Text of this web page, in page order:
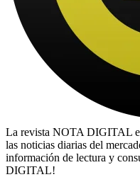
La revista NOTA DIGITAL
las noticias diarias del
información de lectura y
DIGITAL!